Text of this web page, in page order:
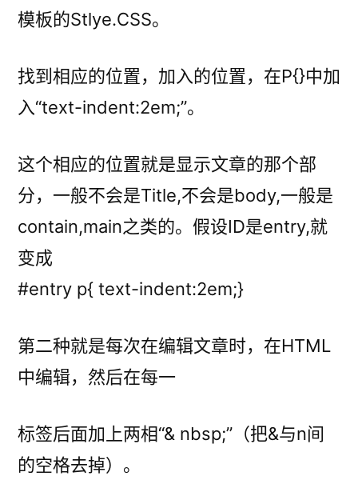
模板的Stlye.CSS。
找到相应的位置，加入的位置，在P{}中加
入“text-indent:2em;”。
这个相应的位置就是显示文章的那个部
分，一般不会是Title,不会是body,一般是
contain,main之类的。假设ID是entry,就
变成
#entry p{ text-indent:2em;}
第二种就是每次在编辑文章时，在HTML
中编辑，然后在每一
标签后面加上两相“& nbsp;”（把&与n间
的空格去掉）。